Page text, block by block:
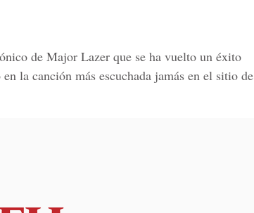
de Major Lazer que se ha vuelto un éxito
la canción más escuchada jamás en el sitio de